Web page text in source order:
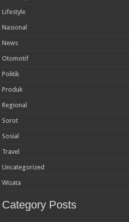
Lifestyle
Nasional
News
Otomotif
Politik
Produk
Regional
Sorot
Sosial
Travel
Uncategorized
Wisata
Category Posts